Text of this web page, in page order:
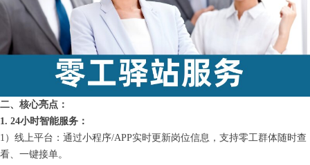
二、核心亮点：
1. 24小时智能服务：
1）线上平台：通过小程序/APP实时更新岗位信息，支持零工群体随时查
看、一键接单。